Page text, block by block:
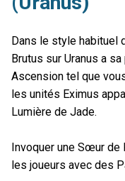
Dans le style habituel
Brutus sur Uranus a
Ascension tel que
les unités Eximus
Lumière de Jade.
Invoquer une Sœur de
les joueurs avec des